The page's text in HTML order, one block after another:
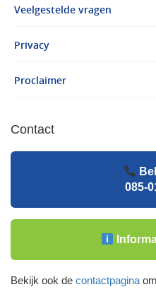
Veelgestelde vragen
Privacy
Proclaimer
Contact
085-
Bekijk ook de contactpagina